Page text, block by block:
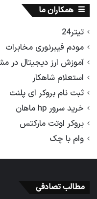
همکاران ما
تیتر24
مودم فیبرنوری مخابرات
آموزش ارز دیجیتال در
استعلام شاهکار
ثبت نام بروکر ای پلنت
خرید سرور hp ماهان
بروکر اوتت مارکتس
وام با چک
مطالب تصادفی